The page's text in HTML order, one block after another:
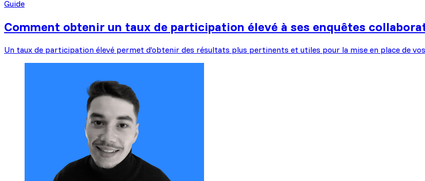
Guide
Comment obtenir un taux de participation élevé à ses enquêtes
Un taux de participation élevé permet d’obtenir des résultats plus pertinents et utiles pour la mise en place de